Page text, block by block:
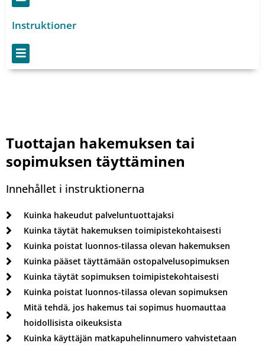
Instruktioner
Meny
Tuottajan hakemuksen tai
sopimuksen täyttäminen
Innehållet i instruktionerna
Kuinka hakeudut palveluntuottajaksi
Kuinka täytät hakemuksen toimipistekohtaisesti
Kuinka poistat luonnos-tilassa olevan hakemuksen
Kuinka pääset täyttämään ostopalvelusopimuksen
Kuinka täytät sopimuksen toimipistekohtaisesti
Kuinka poistat luonnos-tilassa olevan sopimuksen
Mitä tehdä, jos hakemus tai sopimus huomauttaa
hoidollisista oikeuksista
Kuinka käyttäjän matkapuhelinnumero vahvistetaan